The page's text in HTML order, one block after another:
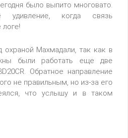
было выпито многовато.
когда связь
логе!
охраной Махмадали, так как в
были работать еще две
Обратное направление
не правильным, но из-за его
что услышу и в таком